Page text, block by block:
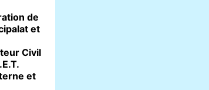
de
et
Civil
et